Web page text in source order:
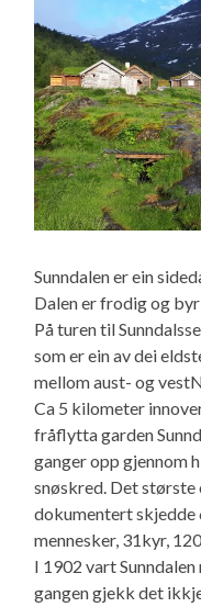
Sunndalen er ein
Dalen er frodig og
På turen til
som er ein av dei
mellom aust- og
Ca 5 kilometer
fråflytta garden
ganger opp gjennom
snøskred. Det største
dokumentert skjedde
mennesker, 31kyr,
I 1902 vart
gangen gjekk det